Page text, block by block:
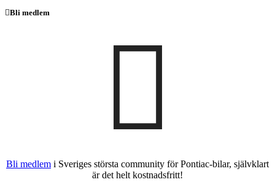
Bli medlem
Bli medlem i Sveriges största community för Pontiac-bilar, självklart
är det helt kostnadsfritt!